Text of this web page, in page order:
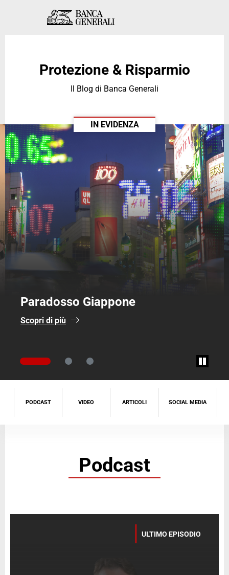
Vai al contenuto principale
Vai al contenuto principale
Protezione & Risparmio
Il Blog di Banca Generali
IN EVIDENZA
Crescita
PODCAST VIDEO ARTICOLI SOCIAL MEDIA
Podcast
ULTIMO EPISODIO